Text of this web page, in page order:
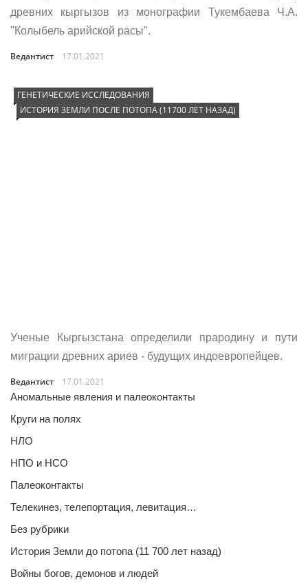
древних кыргызов из монографии Тукембаева Ч.А.
"Колыбель арийской расы".
Ведантист 17.01.2021
ГЕНЕТИЧЕСКИЕ ИССЛЕДОВАНИЯ
ИСТОРИЯ ЗЕМЛИ ПОСЛЕ ПОТОПА (11700 ЛЕТ НАЗАД)
Ученые Кыргызстана определили прародину и пути
миграции древних ариев - будущих индоевропейцев.
Ведантист
17.01.2021
Аномальные явления и палеоконтакты
Круги на полях
НЛО
НПО и НСО
Палеоконтакты
Телекинез, телепортация, левитация…
Без рубрики
История Земли до потопа (11 700 лет назад)
Войны богов, демонов и людей